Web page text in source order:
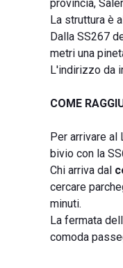
provincia,
La struttura è
Dalla SS267
metri una
L'indirizzo da
COME
Per arrivare al
bivio con la
Chi arriva dal
cercare
minuti.
La fermata
comoda